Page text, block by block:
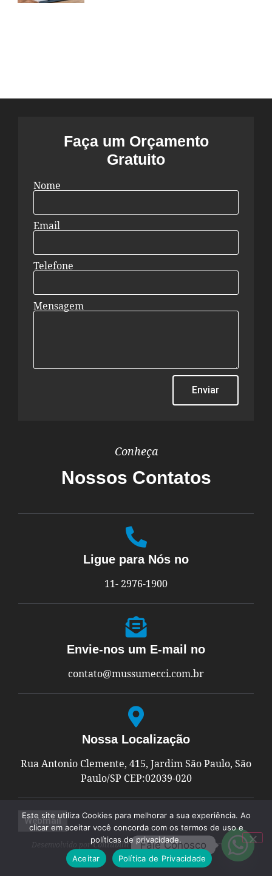
Conheça
Nossos Contatos
Ligue para Nós no
11- 2976-1900
Envie-nos um E-mail no
contato@mussumecci.com.br
Nossa Localização
Rua Antonio Clemente, 415, Jardim São Paulo, São
Paulo/SP CEP:02039-020
Webmail
Desenvolvido porContabilit© Todos os Direitos Reservados
Faça um Orçamento
Gratuito
Nome
Email
Telefone
Mensagem
Enviar
Este site utiliza Cookies para melhorar a sua experiência. Ao
clicar em aceitar você concorda com os termos de uso e
políticas de privacidade.
Aceitar
Política de Privacidade​
Fale Conosco